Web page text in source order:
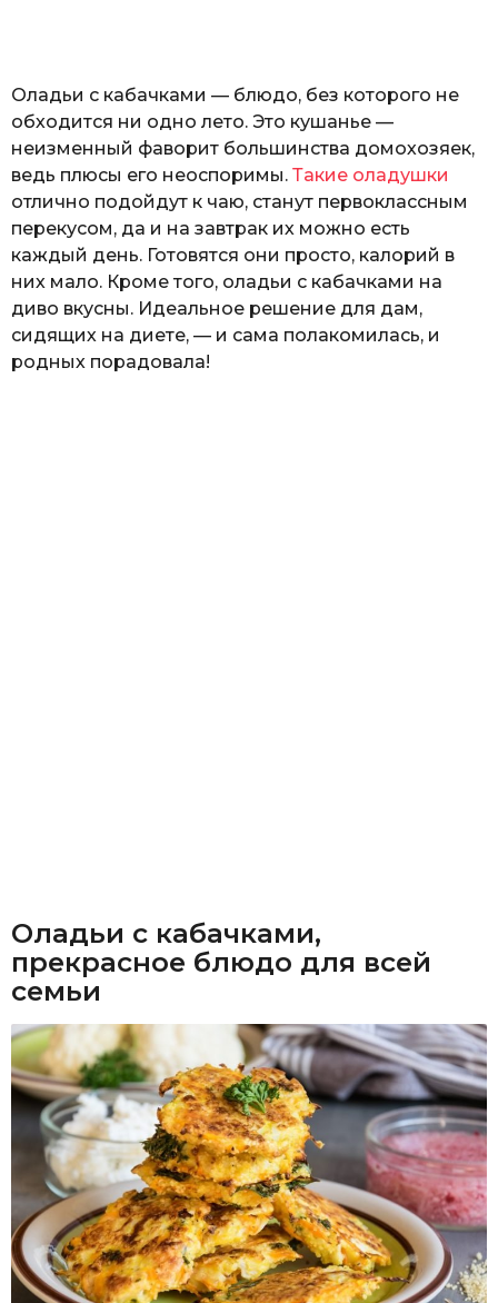
Оладьи с кабачками — блюдо, без которого не
обходится ни одно лето. Это кушанье —
неизменный фаворит большинства домохозяек,
ведь плюсы его неоспоримы. Такие оладушки
отлично подойдут к чаю, станут первоклассным
перекусом, да и на завтрак их можно есть
каждый день. Готовятся они просто, калорий в
них мало. Кроме того, оладьи с кабачками на
диво вкусны. Идеальное решение для дам,
сидящих на диете, — и сама полакомилась, и
родных порадовала!
Оладьи с кабачками,
прекрасное блюдо для всей
семьи